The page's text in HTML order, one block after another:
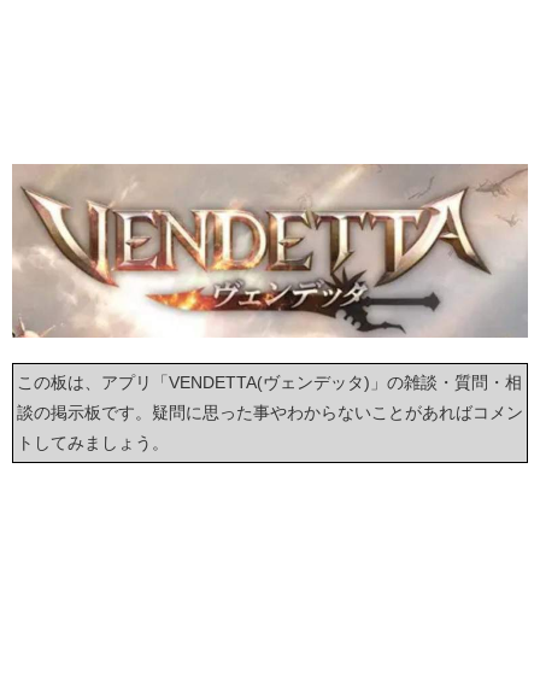
この板は、アプリ「VENDETTA(ヴェンデッタ)」の雑談・質問・相
談の掲示板です。疑問に思った事やわからないことがあればコメン
トしてみましょう。